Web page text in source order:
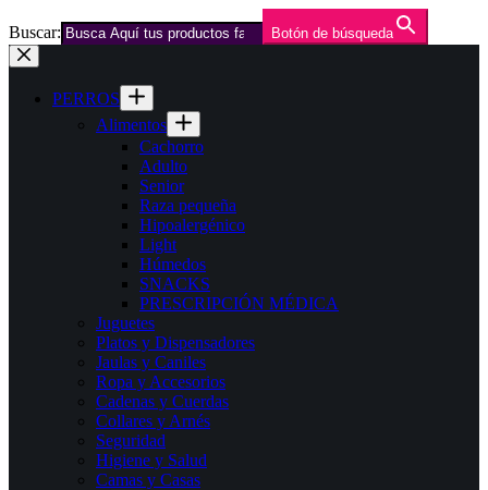
Buscar: Botón de búsqueda
Saltar
al
contenidoPERROS
Alimentos
Cachorro
Adulto
Senior
Raza pequeña
Hipoalergénico
Light
Húmedos
SNACKS
PRESCRIPCIÓN MÉDICA
Juguetes
Platos y Dispensadores
Jaulas y Caniles
Ropa y Accesorios
Cadenas y Cuerdas
Collares y Arnés
Seguridad
Higiene y Salud
Camas y Casas